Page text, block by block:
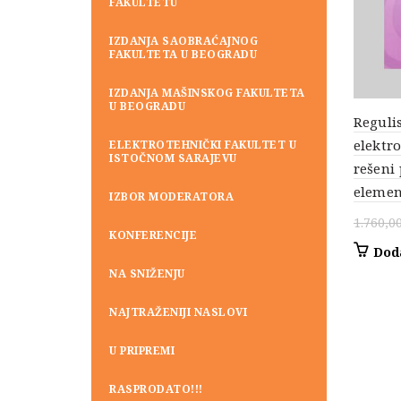
rešeni
IZDANJA SAOBRAĆAJNOG
FAKULTETA U BEOGRADU
IZDANJA MAŠINSKOG FAKULTETA
U BEOGRADU
ELEKTROTEHNIČKI FAKULTET U
ISTOČNOM SARAJEVU
IZBOR MODERATORA
KONFERENCIJE
NA SNIŽENJU
NAJTRAŽENIJI NASLOVI
U PRIPREMI
RASPRODATO!!!